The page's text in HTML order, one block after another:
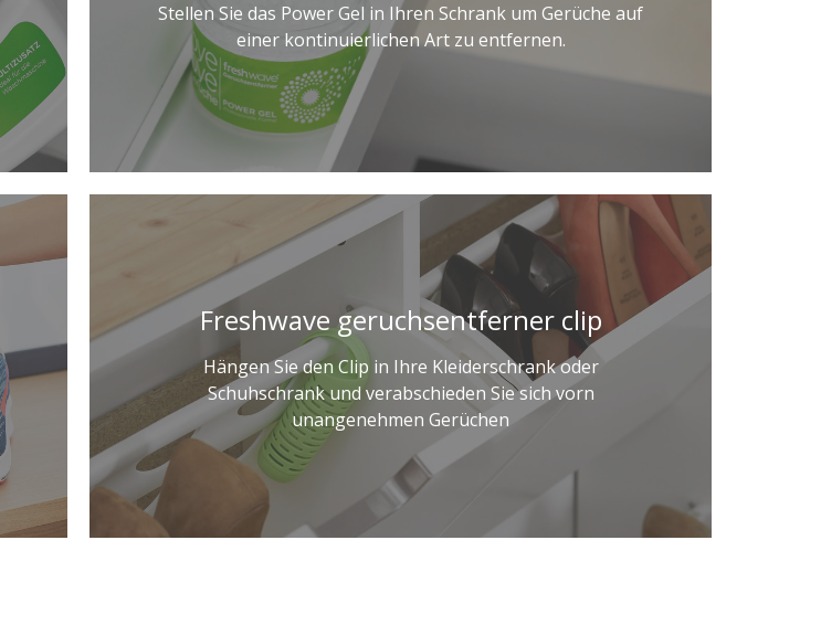
Stellen Sie das Power Gel in Ihren Schrank um Gerüche auf
einer kontinuierlichen Art zu entfernen.
Freshwave geruchsentferner clip
Hängen Sie den Clip in Ihre Kleiderschrank oder
Schuhschrank und verabschieden Sie sich vorn
unangenehmen Gerüchen